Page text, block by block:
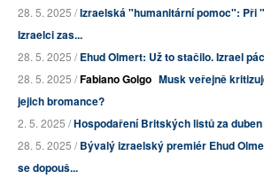
28. 5. 2025 /Izraelská "humanitární pomoc": Při
Izraelci zas...
28. 5. 2025 /Ehud Olmert: Už to stačilo. Izrael
28. 5. 2025 /Fabiano Golgo Musk veřejně
jejich bromance?
2. 5. 2025 /Hospodaření Britských listů za
28. 5. 2025 /Bývalý izraelský premiér Ehud
se dopouš...